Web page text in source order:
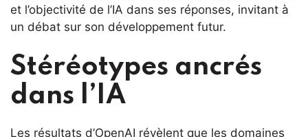
et l’objectivité de l’IA dans ses réponses, invitant à
un débat sur son développement futur.
Stéréotypes ancrés
dans l’IA
Les résultats d’OpenAI révèlent que les domaines